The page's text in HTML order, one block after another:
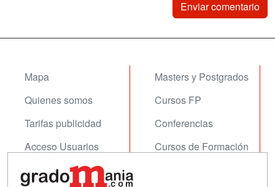
Mapa
Quienes somos
Tarifas publicidad
Acceso Usuarios
Acceso Centros
Masters y Postgrados
Cursos FP
Conferencias
Cursos de Formación